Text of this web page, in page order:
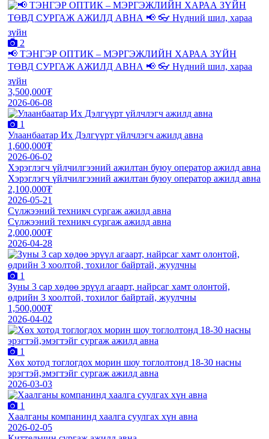
2
📢 ТЭНГЭР ОПТИК – МЭРГЭЖЛИЙН ХАРАА ЗҮЙН
ТӨВД СУРГАЖ АЖИЛД АВНА 📢 👓 Нүдний шил, хараа
зүйн
3,500,000₮
2026-06-08
1
Улаанбаатар Их Дэлгүүрт үйлчлэгч ажилд авна
1,600,000₮
2026-06-02
Хэрэглэгч үйлчилгээний ажилтан буюу оператор ажилд авна
Хэрэглэгч үйлчилгээний ажилтан буюу оператор ажилд авна
2,100,000₮
2026-05-21
Сүлжээний техникч сургаж ажилд авна
Сүлжээний техникч сургаж ажилд авна
2,000,000₮
2026-04-28
1
Зуны 3 сар хөдөө эрүүл агаарт, найрсаг хамт олонтой,
өдрийн 3 хоолтой, тохилог байртай, жуулчны
1,500,000₮
2026-04-02
1
Хөх хотод тоглогдох морин шоу тоглолтонд 18-30 насны
эрэгтэй,эмэгтэйг сургаж ажилд авна
2026-03-03
1
Хаалганы компанинд хаалга суулгах хүн авна
2026-02-05